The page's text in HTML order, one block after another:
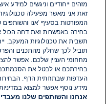
אין עדיין תגובות. היה
הוסף תגובה
מזהים ייחודיים וניגשים
זאת אני מאשר מפעילה
המפורטות בסעיף 'אנו
בחירה באפשרות זאת דחה
תשבית את טכנולוגיות המעקב.
תוביל לכך שחלק מהתכנים
מחחומי העניין שלכם. אפשר
בחירתכם או לבטל את
העדפות שבתחתית הדף.
מידע נוסף אפשר למצוא
אנחנו והשותפים שלנו